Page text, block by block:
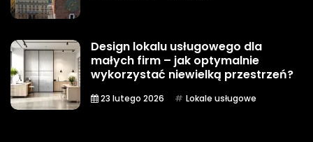
Design lokalu usługowego dla
małych firm – jak optymalnie
wykorzystać niewielką przestrzeń?
23 lutego 2026 Lokale usługowe